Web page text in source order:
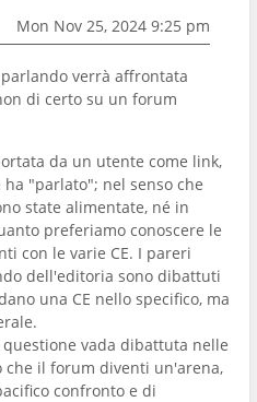
Mon Nov 25, 2024 9:25 pm
verrà affrontata
di certo su un forum
da un utente come link,
"parlato"; nel senso che
state alimentate, né in
preferiamo conoscere le
con le varie CE. I pareri
dell'editoria sono dibattuti
una CE nello specifico, ma
vada dibattuta nelle
che il forum diventi un'arena,
confronto e di